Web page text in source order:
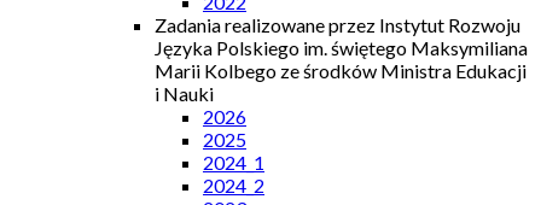
Zadania realizowane przez Instytut Rozwoju
Języka Polskiego im. świętego Maksymiliana
Marii Kolbego ze środków Ministra Edukacji
i Nauki
2026
2025
2024_1
2024_2